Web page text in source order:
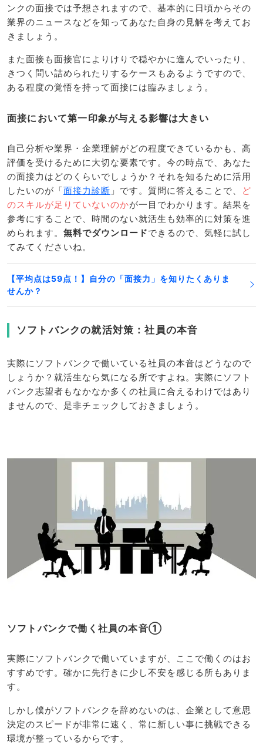
ンクの面接では予想されますので、基本的に日頃からその
業界のニュースなどを知ってあなた自身の見解を考えてお
きましょう。
また面接も面接官によりけりで穏やかに進んでいったり、
きつく問い詰められたりするケースもあるようですので、
ある程度の覚悟を持って面接には臨みましょう。
面接において第一印象が与える影響は大きい
自己分析や業界・企業理解がどの程度できているかも、高
評価を受けるために大切な要素です。今の時点で、あなた
の面接力はどのくらいでしょうか？それを知るために活用
したいのが「面接力診断 」です。質問に答えることで、
ど
のスキルが足りていないのかが一目でわかります。結果を
参考にすることで、時間のない就活生も効率的に対策を進
められます。 無料でダウンロードできるので、気軽に試し
てみてくださいね。
【平均点は59点！】自分の「面接力」を知りたくありま
せんか？
ソフトバンクの就活対策：社員の本音
実際にソフトバンクで働いている社員の本音はどうなので
しょうか？就活生なら気になる所ですよね。実際にソフト
バンク志望者もなかなか多くの社員に合えるわけではあり
ませんので、是非チェックしておきましょう。
ソフトバンクで働く社員の本音①
実際にソフトバンクで働いていますが、ここで働くのはお
すすめです。確かに先行きに少し不安を感じる所もありま
す。
しかし僕がソフトバンクを辞めないのは、企業として意思
決定のスピードが非常に速く、常に新しい事に挑戦できる
環境が整っているからです。